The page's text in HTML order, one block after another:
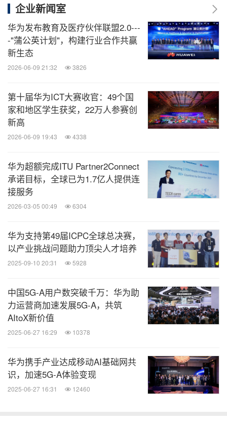
企业新闻室
华为发布教育及医疗伙伴联盟2.0---
-"蒲公英计划"，构建行业合作共赢
新生态
2026-06-09 21:32 3826
第十届华为ICT大赛收官：49个国
家和地区学生获奖，22万人参赛创
新高
2026-06-09 19:43 4338
华为超额完成ITU Partner2Connect
承诺目标，全球已为1.7亿人提供连
接服务
2026-03-05 00:49 6304
华为支持第49届ICPC全球总决赛，
以产业挑战问题助力顶尖人才培养
2025-09-10 20:31 5928
中国5G-A用户数突破千万：华为助
力运营商加速发展5G-A，共筑
AItoX新价值
2025-06-27 16:29 10378
华为携手产业达成移动AI基础网共
识，加速5G-A体验变现
2025-06-27 16:31 12460